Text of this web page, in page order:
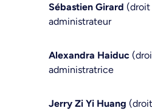
Sébastien Girard (droit
administrateur
Alexandra Haiduc
administratrice
Jerry Zi Yi Huang